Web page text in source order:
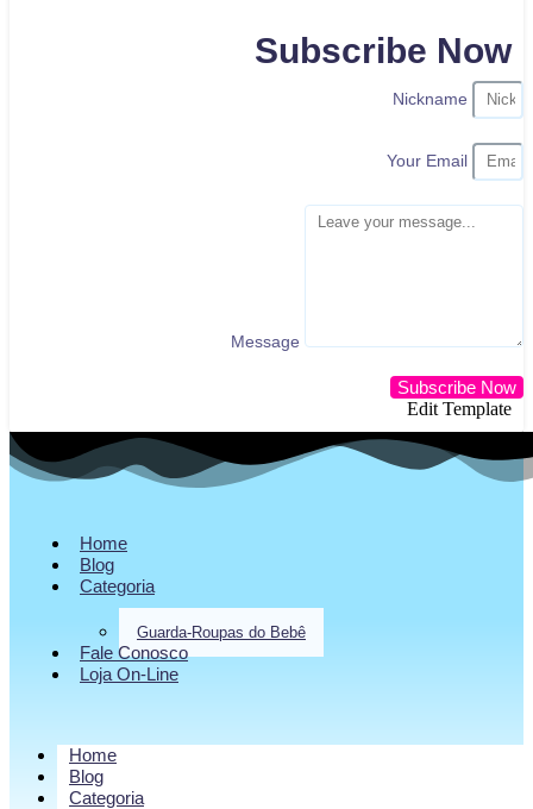
Subscribe Now
Nickname
Your Email
Message
Subscribe Now
Edit Template
Home
Blog
Categoria
Guarda-Roupas do Bebê
Fale Conosco
Loja On-Line
Home
Blog
Categoria